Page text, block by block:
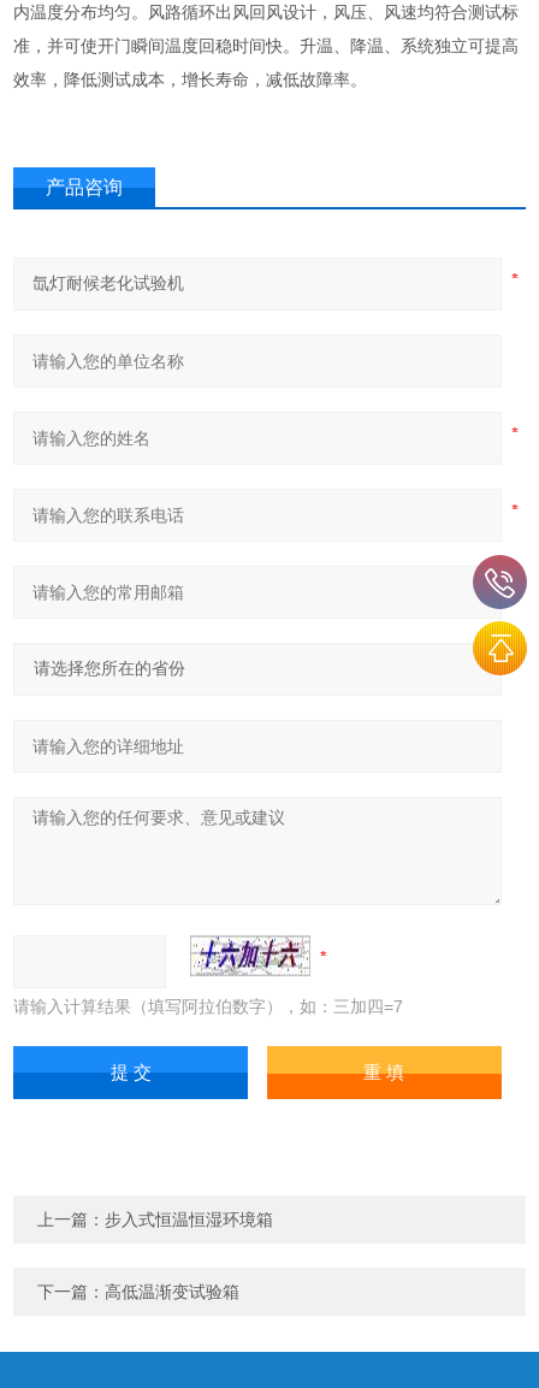
内温度分布均匀。风路循环出风回风设计，风压、风速均符合测试标
准，并可使开门瞬间温度回稳时间快。升温、降温、系统独立可提高
效率，降低测试成本，增长寿命，减低故障率。
产品咨询
请输入计算结果（填写阿拉伯数字），如：三加四=7
上一篇：步入式恒温恒湿环境箱
下一篇：高低温渐变试验箱